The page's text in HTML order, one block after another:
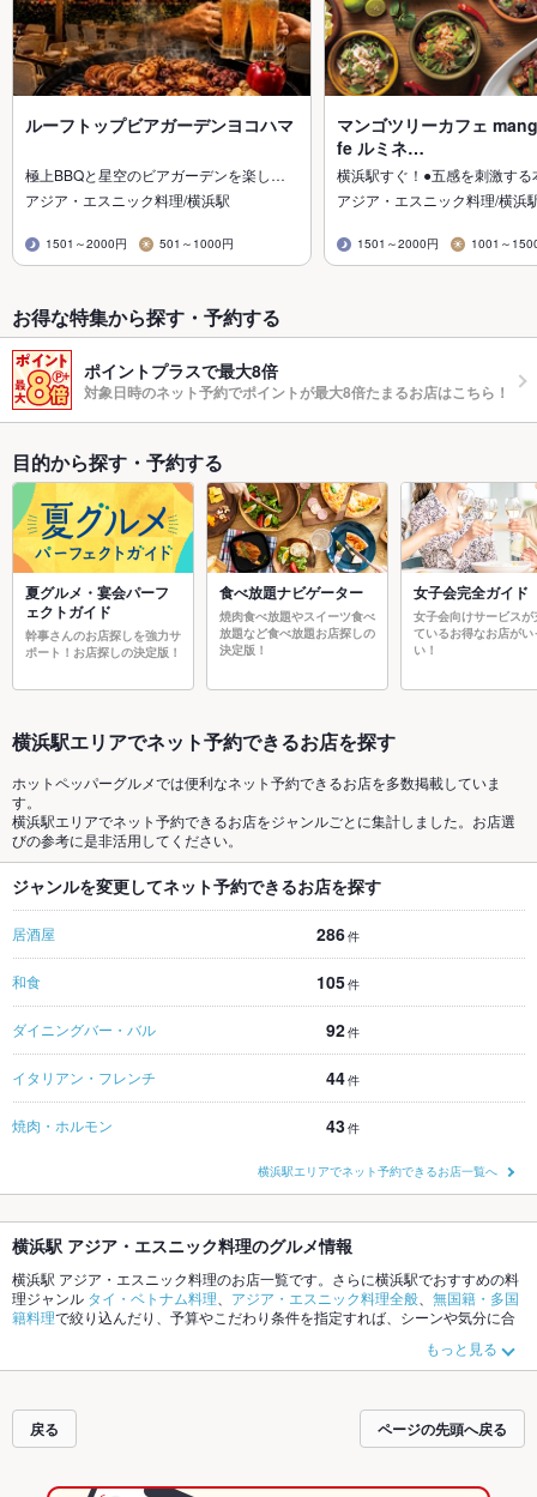
ルーフトップビアガーデンヨコハマ
極上BBQと星空のビアガーデンを楽し…
アジア・エスニック料理/横浜駅
1501～2000円 501～1000円
マンゴツリーカフェ
fe ルミネ…
横浜駅すぐ！●五感を刺激す
アジア・エスニック料理/横浜
1501～2000円 1001～
お得な特集から探す・予約する
ポイントプラスで最大8倍
対象日時のネット予約でポイントが最大8倍たまるお店はこちら！
目的から探す・予約する
夏グルメ・宴会パーフ
ェクトガイド
幹事さんのお店探しを強力サ
ポート！お店探しの決定版！
食べ放題ナビゲーター
焼肉食べ放題やスイーツ食べ
放題など食べ放題お店探しの
決定版！
女子会完全ガイド
女子会向けサービスが
ているお得なお店がい
い！
横浜駅エリアでネット予約できるお店を探す
ホットペッパーグルメでは便利なネット予約できるお店を多数掲載していま
す。
横浜駅エリアでネット予約できるお店をジャンルごとに集計しました。お店選
びの参考に是非活用してください。
ジャンルを変更してネット予約できるお店を探す
居酒屋 286件
和食 105件
ダイニングバー・バル 92件
イタリアン・フレンチ 44件
焼肉・ホルモン 43件
横浜駅エリアでネット予約できるお店一覧へ
横浜駅 アジア・エスニック料理のグルメ情報
横浜駅 アジア・エスニック料理のお店一覧です。さらに横浜駅でおすすめの料
理ジャンル タイ・ベトナム料理 アジア・エスニック料理全般
無国籍・多国
籍料理で絞り込んだり、予算やこだわり条件を指定すれば、シーンや気分に合
生春巻きや季節のお
すすめ料理など、お店の最新情報をご紹介しているので安心！24時間使える簡
社の宴会にも、デートやパーティーにもお得に便利にホットペッパーグルメを
ご利用ください。
もっと見る
戻る ページの先頭へ戻る